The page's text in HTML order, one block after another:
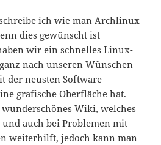
ich wie man Archlinux
dies gewünscht ist
wir ein schnelles Linux-
nach unseren Wünschen
der neusten Software
grafische Oberfläche hat.
Wiki, welches
auch bei Problemen mit
weiterhilft, jedoch kann man